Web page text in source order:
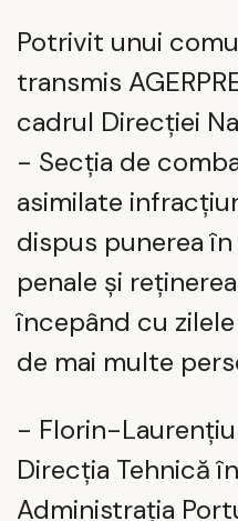
Potrivit unui
transmis
cadrul Direcției
- Secția de
asimilate
dispus punerea
penale și
începând cu
de mai multe
- Florin-
Direcția Tehnică
Administrația